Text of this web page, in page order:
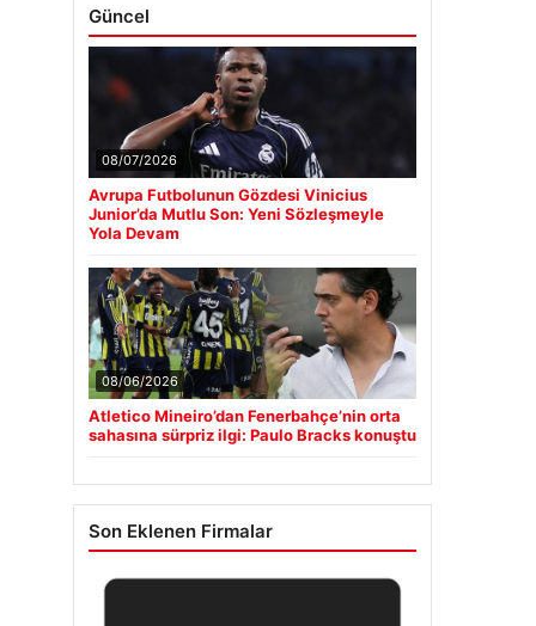
Güncel
08/07/2026
Avrupa Futbolunun Gözdesi Vinicius
Junior’da Mutlu Son: Yeni Sözleşmeyle
Yola Devam
08/06/2026
Atletico Mineiro’dan Fenerbahçe’nin orta
sahasına sürpriz ilgi: Paulo Bracks konuştu
Son Eklenen Firmalar